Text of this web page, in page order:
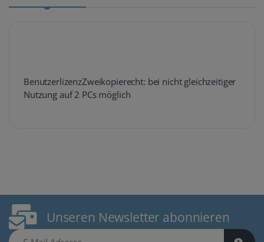
BenutzerlizenzZweikopierecht: bei nicht gleichzeitiger
Nutzung auf 2 PCs möglich
Unseren Newsletter abonnieren
E-Mail Adresse